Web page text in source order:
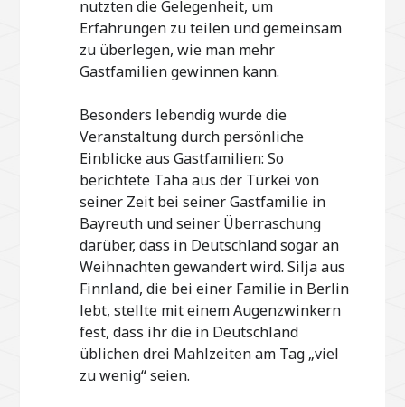
nutzten die Gelegenheit, um
Erfahrungen zu teilen und gemeinsam
zu überlegen, wie man mehr
Gastfamilien gewinnen kann.
Besonders lebendig wurde die
Veranstaltung durch persönliche
Einblicke aus Gastfamilien: So
berichtete Taha aus der Türkei von
seiner Zeit bei seiner Gastfamilie in
Bayreuth und seiner Überraschung
darüber, dass in Deutschland sogar an
Weihnachten gewandert wird. Silja aus
Finnland, die bei einer Familie in Berlin
lebt, stellte mit einem Augenzwinkern
fest, dass ihr die in Deutschland
üblichen drei Mahlzeiten am Tag „viel
zu wenig“ seien.